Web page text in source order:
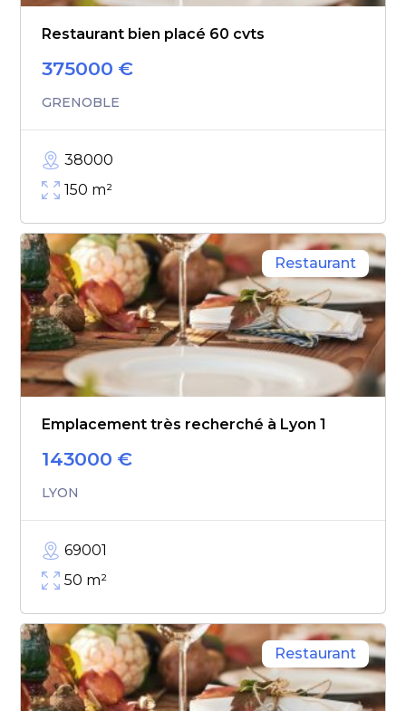
Restaurant bien placé 60 cvts
375000 €
GRENOBLE
38000
150 m²
Restaurant
Emplacement très recherché à Lyon 1
143000 €
LYON
69001
50 m²
Restaurant